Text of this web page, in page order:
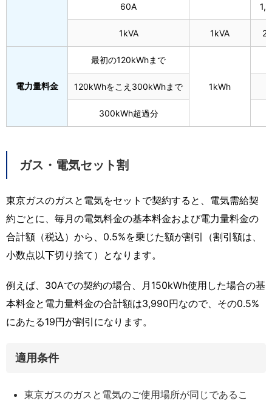
60A
1kVA 1kVA
電力量料金
最初の120kWhまで
1kWh
120kWhをこえ300kWhまで
300kWh超過分
ガス・電気セット割
東京ガスのガスと電気をセットで契約すると、電気需給契
約ごとに、毎月の電気料金の基本料金および電力量料金の
合計額（税込）から、0.5%を乗じた額が割引（割引額は、
小数点以下切り捨て）となります。
例えば、30Aでの契約の場合、月150kWh使用した場合の基
本料金と電力量料金の合計額は3,990円なので、その0.5%
にあたる19円が割引になります。
適用条件
東京ガスのガスと電気のご使用場所が同じであるこ